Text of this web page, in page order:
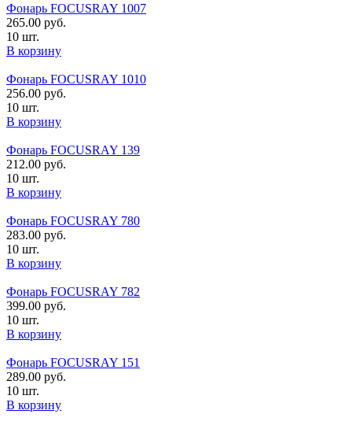
Фонарь FOCUSRAY 1007
265.00 руб.
10 шт.
В корзину
Фонарь FOCUSRAY 1010
256.00 руб.
10 шт.
В корзину
Фонарь FOCUSRAY 139
212.00 руб.
10 шт.
В корзину
Фонарь FOCUSRAY 780
283.00 руб.
10 шт.
В корзину
Фонарь FOCUSRAY 782
399.00 руб.
10 шт.
В корзину
Фонарь FOCUSRAY 151
289.00 руб.
10 шт.
В корзину